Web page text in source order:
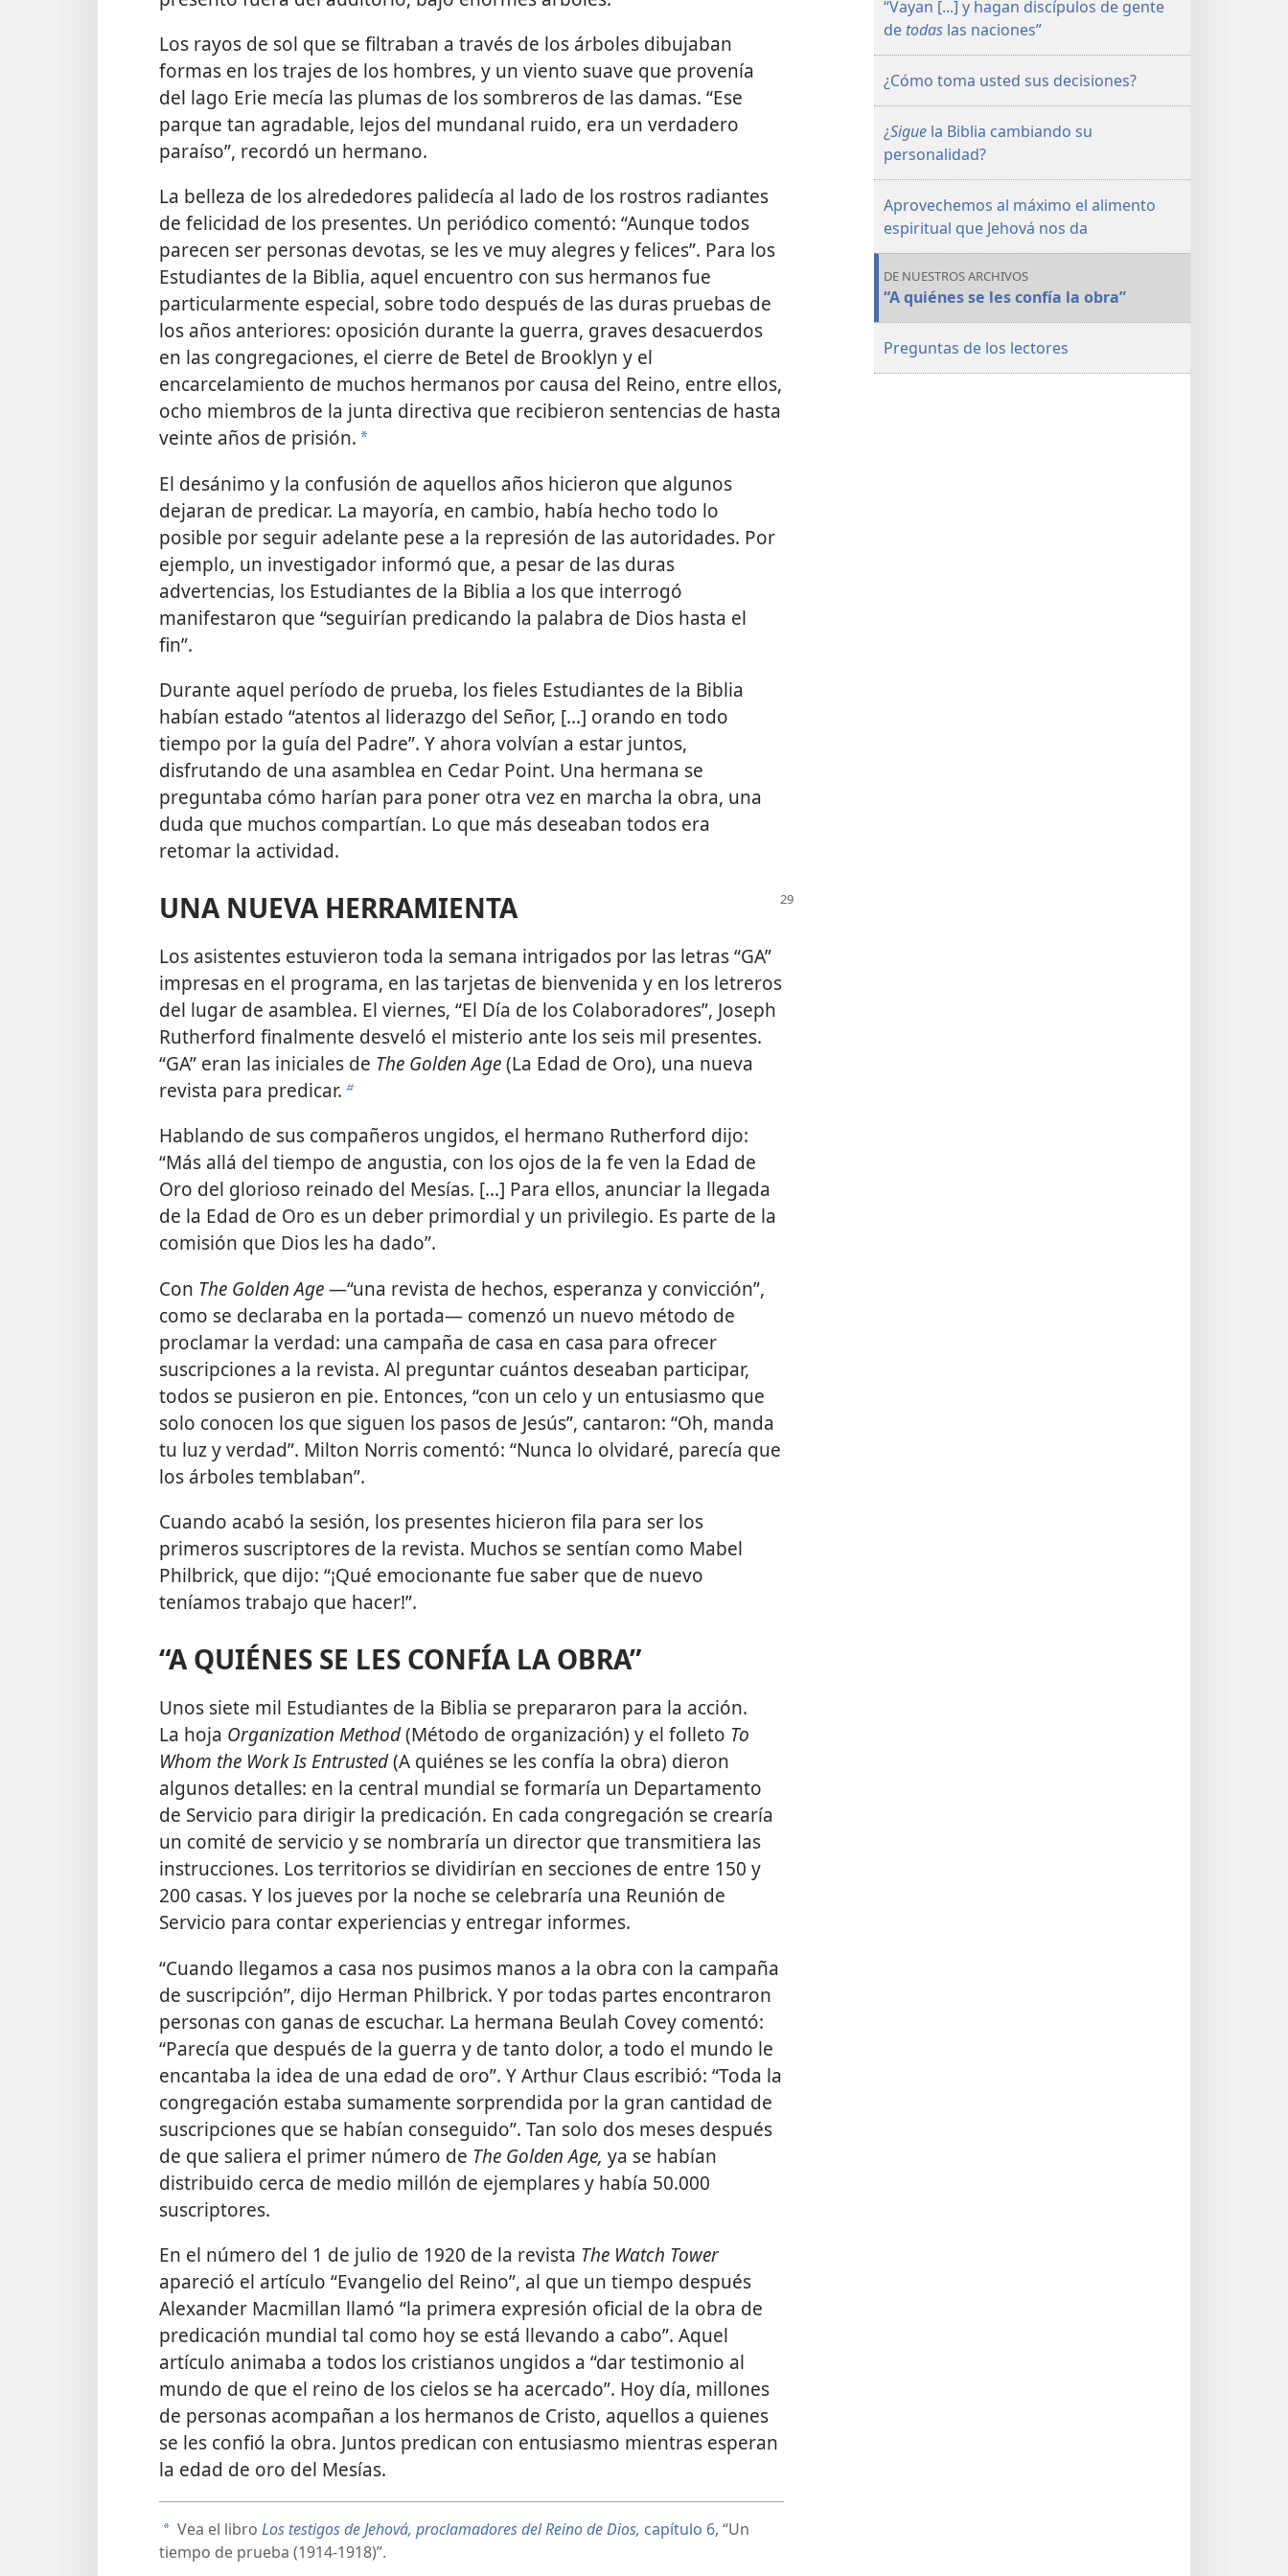
Los rayos de sol que se filtraban a través de los árboles dibujaban
formas en los trajes de los hombres, y un viento suave que provenía
del lago Erie mecía las plumas de los sombreros de las damas. “Ese
parque tan agradable, lejos del mundanal ruido, era un verdadero
paraíso”, recordó un hermano.
La belleza de los alrededores palidecía al lado de los rostros radiantes
de felicidad de los presentes. Un periódico comentó: “Aunque todos
parecen ser personas devotas, se les ve muy alegres y felices”. Para los
Estudiantes de la Biblia, aquel encuentro con sus hermanos fue
particularmente especial, sobre todo después de las duras pruebas de
los años anteriores: oposición durante la guerra, graves desacuerdos
en las congregaciones, el cierre de Betel de Brooklyn y el
encarcelamiento de muchos hermanos por causa del Reino, entre ellos,
ocho miembros de la junta directiva que recibieron sentencias de hasta
veinte años de prisión. a
El desánimo y la confusión de aquellos años hicieron que algunos
dejaran de predicar. La mayoría, en cambio, había hecho todo lo
posible por seguir adelante pese a la represión de las autoridades. Por
ejemplo, un investigador informó que, a pesar de las duras
advertencias, los Estudiantes de la Biblia a los que interrogó
manifestaron que “seguirían predicando la palabra de Dios hasta el
fin”.
Durante aquel período de prueba, los fieles Estudiantes de la Biblia
habían estado “atentos al liderazgo del Señor, [...] orando en todo
tiempo por la guía del Padre”. Y ahora volvían a estar juntos,
disfrutando de una asamblea en Cedar Point. Una hermana se
preguntaba cómo harían para poner otra vez en marcha la obra, una
duda que muchos compartían. Lo que más deseaban todos era
retomar la actividad.
UNA NUEVA HERRAMIENTA
Los asistentes estuvieron toda la semana intrigados por las letras “GA”
impresas en el programa, en las tarjetas de bienvenida y en los letreros
del lugar de asamblea. El viernes, “El Día de los Colaboradores”, Joseph
Rutherford finalmente desveló el misterio ante los seis mil presentes.
“GA” eran las iniciales de The Golden Age(La Edad de Oro), una nueva
revista para predicar. b
Hablando de sus compañeros ungidos, el hermano Rutherford dijo:
“Más allá del tiempo de angustia, con los ojos de la fe ven la Edad de
Oro del glorioso reinado del Mesías. [...] Para ellos, anunciar la llegada
de la Edad de Oro es un deber primordial y un privilegio. Es parte de la
comisión que Dios les ha dado”.
Con The Golden Age—“una revista de hechos, esperanza y convicción”,
como se declaraba en la portada— comenzó un nuevo método de
proclamar la verdad: una campaña de casa en casa para ofrecer
suscripciones a la revista. Al preguntar cuántos deseaban participar,
todos se pusieron en pie. Entonces, “con un celo y un entusiasmo que
solo conocen los que siguen los pasos de Jesús”, cantaron: “Oh, manda
tu luz y verdad”. Milton Norris comentó: “Nunca lo olvidaré, parecía que
los árboles temblaban”.
Cuando acabó la sesión, los presentes hicieron fila para ser los
primeros suscriptores de la revista. Muchos se sentían como Mabel
Philbrick, que dijo: “¡Qué emocionante fue saber que de nuevo
teníamos trabajo que hacer!”.
“A QUIÉNES SE LES CONFÍA LA OBRA”
Unos siete mil Estudiantes de la Biblia se prepararon para la acción.
La hoja Organization Method(Método de organización) y el folleto To
Whom the Work Is Entrusted(A quiénes se les confía la obra) dieron
algunos detalles: en la central mundial se formaría un Departamento
de Servicio para dirigir la predicación. En cada congregación se crearía
un comité de servicio y se nombraría un director que transmitiera las
instrucciones. Los territorios se dividirían en secciones de entre 150 y
200 casas. Y los jueves por la noche se celebraría una Reunión de
Servicio para contar experiencias y entregar informes.
“Cuando llegamos a casa nos pusimos manos a la obra con la campaña
de suscripción”, dijo Herman Philbrick. Y por todas partes encontraron
personas con ganas de escuchar. La hermana Beulah Covey comentó:
“Parecía que después de la guerra y de tanto dolor, a todo el mundo le
encantaba la idea de una edad de oro”. Y Arthur Claus escribió: “Toda la
congregación estaba sumamente sorprendida por la gran cantidad de
suscripciones que se habían conseguido”. Tan solo dos meses después
de que saliera el primer número de The Golden Age, ya se habían
distribuido cerca de medio millón de ejemplares y había 50.000
suscriptores.
En el número del 1 de julio de 1920 de la revista The Watch Tower
apareció el artículo “Evangelio del Reino”, al que un tiempo después
Alexander Macmillan llamó “la primera expresión oficial de la obra de
predicación mundial tal como hoy se está llevando a cabo”. Aquel
artículo animaba a todos los cristianos ungidos a “dar testimonio al
mundo de que el reino de los cielos se ha acercado”. Hoy día, millones
de personas acompañan a los hermanos de Cristo, aquellos a quienes
se les confió la obra. Juntos predican con entusiasmo mientras esperan
la edad de oro del Mesías.
a Vea el libro Los testigos de Jehová, proclamadores del Reino de Dios, capítulo 6, “Un
tiempo de prueba (1914-1918)”.
ESTUDIO)
Mayo
de 2016 |
La
Atalaya
(edición
estudio)
ESTUDIO)
de 2016 |
La
Atalaya
(edición
estudio)
“Vayan [...] y hagan discípulos de gente
de todas las naciones”
¿Cómo toma usted sus decisiones?
¿Sigue la Biblia cambiando su
personalidad?
Aprovechemos al máximo el alimento
espiritual que Jehová nos da
DE NUESTROS ARCHIVOS
“A quiénes se les confía la obra”
Preguntas de los lectores